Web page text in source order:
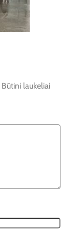
Būtini laukeliai